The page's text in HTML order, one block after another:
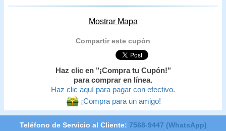
Mostrar Mapa
Compartir este cupón
Haz clic en "¡Compra tu Cupón!"
para comprar en línea.
Haz clic aquí para pagar con efectivo.
¡Compra para un amigo!
Teléfono de Servicio al Cliente: 7568-9447 (WhatsApp)